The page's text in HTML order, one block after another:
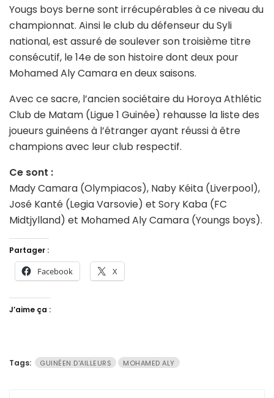
Yougs boys berne sont irrécupérables à ce niveau du
championnat. Ainsi le club du défenseur du Syli
national, est assuré de soulever son troisième titre
consécutif, le 14e de son histoire dont deux pour
Mohamed Aly Camara en deux saisons.
Avec ce sacre, l’ancien sociétaire du Horoya Athlétic
Club de Matam (Ligue 1 Guinée) rehausse la liste des
joueurs guinéens à l’étranger ayant réussi à être
champions avec leur club respectif.
Ce sont :
Mady Camara (Olympiacos), Naby Kéita (Liverpool),
José Kanté (Legia Varsovie) et Sory Kaba (FC
Midtjylland) et Mohamed Aly Camara (Youngs boys).
Partager :
Facebook X
J’aime ça :
Tags: GUINÉEN D'AILLEURS MOHAMED ALY